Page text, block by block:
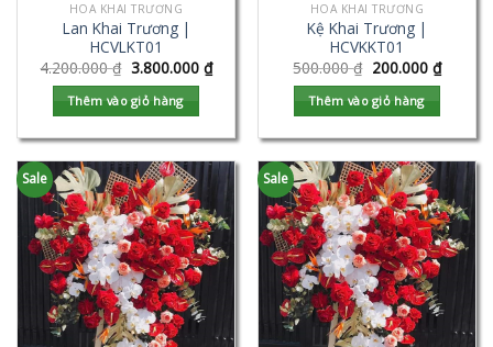
HOA KHAI TRƯƠNG
Lan Khai Trương |
HCVLKT01
4.200.000₫ 3.800.000 ₫
Thêm vào giỏ hàng
HOA KHAI TRƯƠNG
Kệ Khai Trương |
HCVKKT01
500.000₫ 200.000 ₫
Thêm vào giỏ hàng
Sale Sale